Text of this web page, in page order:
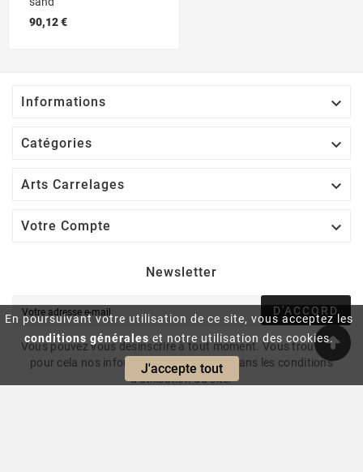
En poursuivant votre utilisation de ce site, vous acceptez les
conditions générales et notre utilisation des cookies.
J'accepte tout
90,12 €
Informations 
Catégories 
Arts Carrelages 
Votre Compte 
Newsletter
D'ACCORD
Vous pouvez vous désinscrire à tout moment. Vous trouverez
pour cela nos informations de contact dans les conditions
d'utilisation du site.